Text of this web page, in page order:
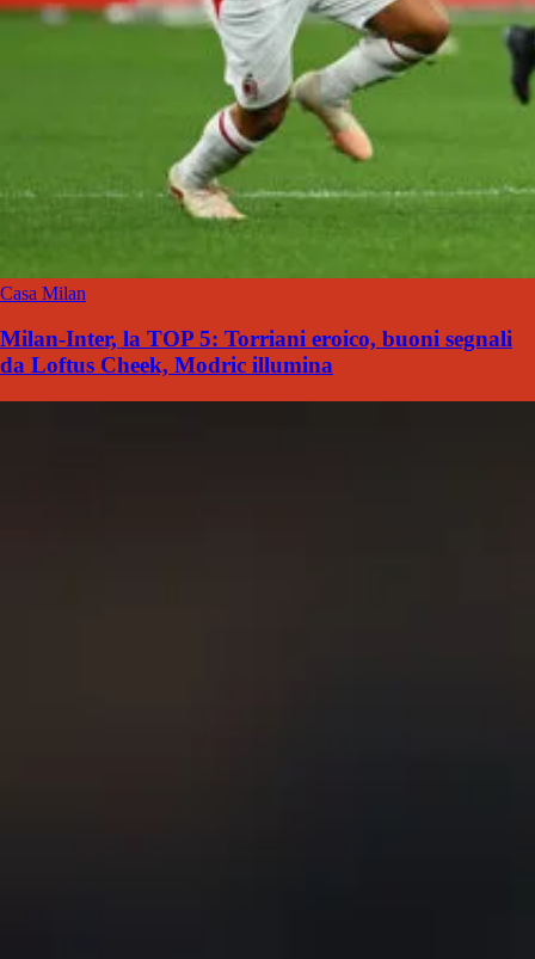
Casa Milan
Milan-Inter, la TOP 5: Torriani eroico, buoni segnali
da Loftus Cheek, Modric illumina